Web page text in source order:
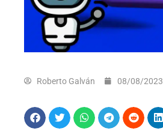
Roberto Galván 08/08/2023